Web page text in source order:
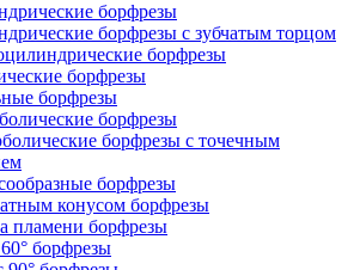
борфрезы
борфрезы с зубчатым торцом
борфрезы
борфрезы
борфрезы
борфрезы
борфрезы с точечным
борфрезы
конусом борфрезы
пламени борфрезы
борфрезы